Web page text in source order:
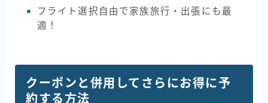
フライト選択自由で家族旅行・出張にも最
適！
クーポンと併用してさらにお得に予
約する方法